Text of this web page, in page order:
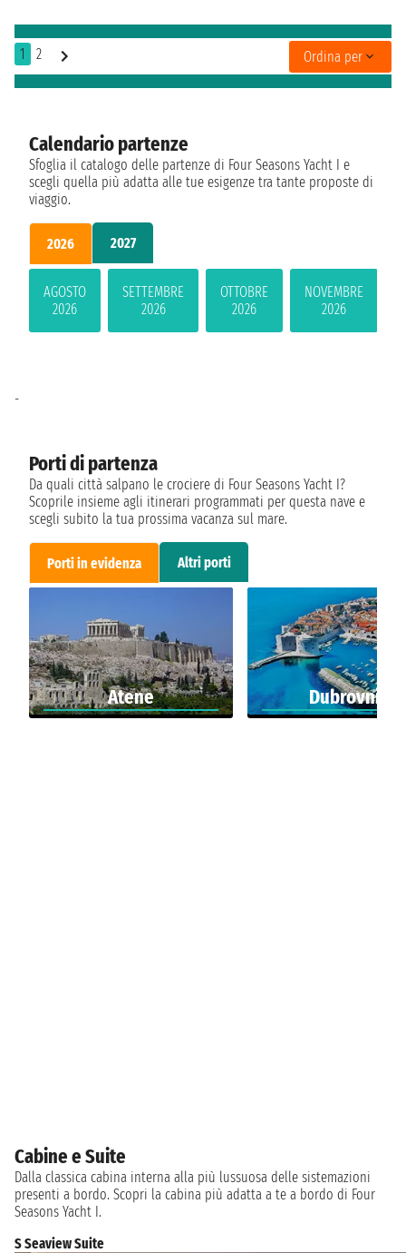
1 2 Ordina per
Calendario partenze
Sfoglia il catalogo delle partenze di Four Seasons Yacht I e
scegli quella più adatta alle tue esigenze tra tante proposte di
viaggio.
2026 2027
AGOSTO
2026
SETTEMBRE
2026
OTTOBRE
2026
NOVEMBRE
2026
Porti di partenza
Da quali città salpano le crociere di Four Seasons Yacht I?
Scoprile insieme agli itinerari programmati per questa nave e
scegli subito la tua prossima vacanza sul mare.
Porti in evidenza Altri porti
Atene Dubrovnik
-
Cabine e Suite
Dalla classica cabina interna alla più lussuosa delle sistemazioni
presenti a bordo. Scopri la cabina più adatta a te a bordo di Four
Seasons Yacht I.
S Seaview Suite